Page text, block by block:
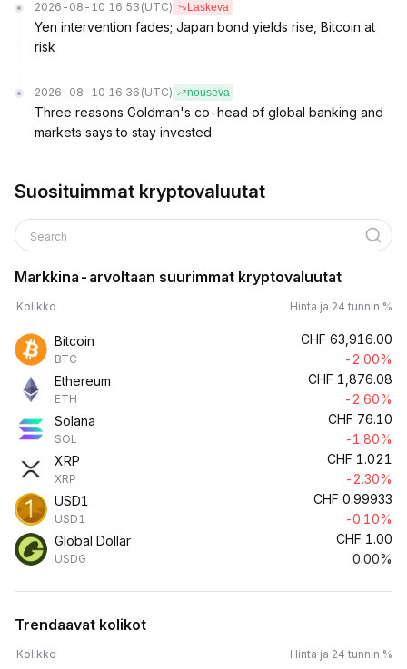
2026-08-10 16:53 (UTC) Laskeva
Yen intervention fades; Japan bond yields rise, Bitcoin at
risk
2026-08-10 16:36 (UTC) nouseva
Three reasons Goldman's co-head of global banking and
markets says to stay invested
Suosituimmat kryptovaluutat
Search
Markkina-arvoltaan suurimmat kryptovaluutat
Kolikko Hinta ja 24 tunnin %
Bitcoin
BTC
CHF 63,916.00
-2.00%
Ethereum
ETH
CHF 1,876.08
-2.60%
Solana
SOL
CHF 76.10
-1.80%
XRP
XRP
CHF 1.021
-2.30%
USD1
USD1
CHF 0.99933
-0.10%
Global Dollar
USDG
CHF 1.00
0.00%
Trendaavat kolikot
Kolikko Hinta ja 24 tunnin %